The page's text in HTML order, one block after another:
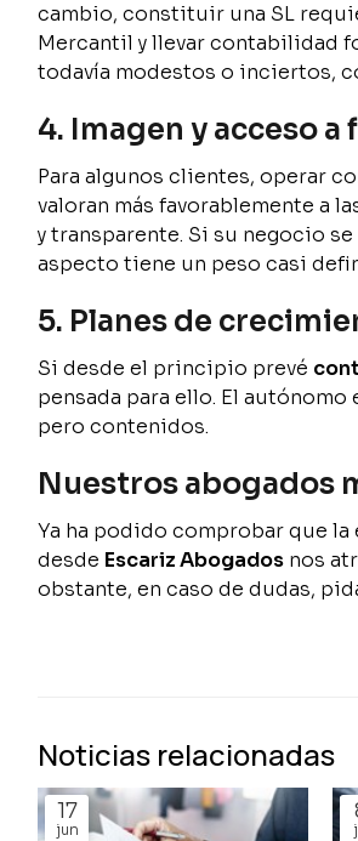
cambio, constituir una SL
Mercantil y llevar contabilidad
todavía modestos o inciertos,
4. Imagen y acceso
Para algunos clientes, operar
valoran más favorablemente a
y transparente. Si su negocio
aspecto tiene un peso casi
5. Planes de
Si desde el principio prevé
pensada para ello. El
pero contenidos.
Nuestros abogados
Ya ha podido comprobar que
desde Escariz Abogados nos
obstante, en caso de dudas,
Noticias relacionadas
17
jun